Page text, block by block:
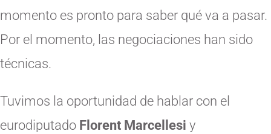
momento es pronto para saber qué va a pasar.
Por el momento, las negociaciones han sido
técnicas.
Tuvimos la oportunidad de hablar con el
eurodiputado Florent Marcellesi y